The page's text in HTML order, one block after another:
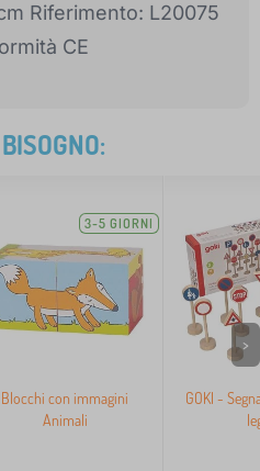
Riferimento: L20075
CE
3-5 GIORNI
Blocchi con immagini
Animali
GOKI -
>